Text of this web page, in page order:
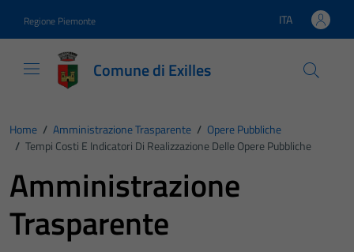
Regione Piemonte Lingua attiva:
ITA
Comune di Exilles
Home / Amministrazione Trasparente / Opere Pubbliche
/ Tempi Costi E Indicatori Di Realizzazione Delle Opere Pubbliche
Amministrazione
Trasparente